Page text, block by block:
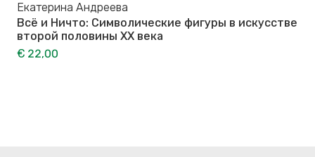
Екатерина Андреева
Всё и Ничто: Символические фигуры в искусстве
второй половины XX века
€ 22,00